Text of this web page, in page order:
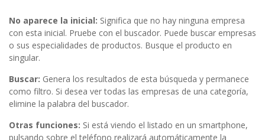
No aparece la inicial: Significa que no hay ninguna empresa
con esta inicial. Pruebe con el buscador. Puede buscar empresas
o sus especialidades de productos. Busque el producto en
singular.
Buscar: Genera los resultados de esta búsqueda y permanece
como filtro. Si desea ver todas las empresas de una categoría,
elimine la palabra del buscador.
Otras funciones: Si está viendo el listado en un smartphone,
pulsando sobre el teléfono realizará automáticamente la